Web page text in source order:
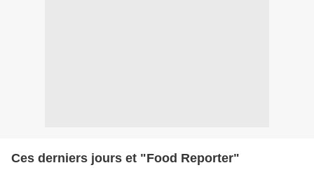
Ces derniers jours et "Food Reporter"